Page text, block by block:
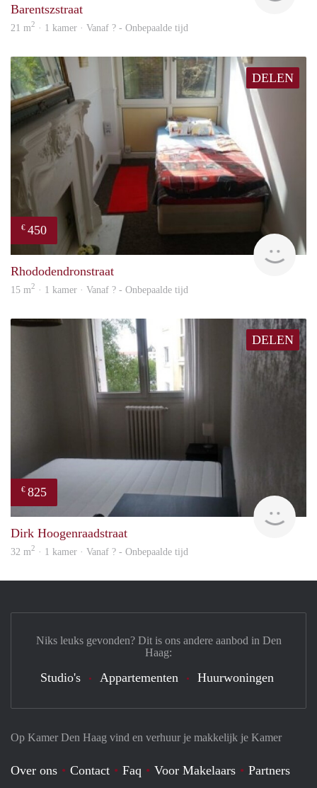
Barentszstraat
21 m2 · 1 kamer · Vanaf ? - Onbepaalde tijd
DELEN
€ 450
Rhododendronstraat
15 m2 · 1 kamer · Vanaf ? - Onbepaalde tijd
DELEN
€ 825
Dirk Hoogenraadstraat
32 m2 · 1 kamer · Vanaf ? - Onbepaalde tijd
Op Kamer Den Haag vind en verhuur je makkelijk je Kamer
Over ons Contact Faq Voor Makelaars Partners
Niks leuks gevonden? Dit is ons andere aanbod in Den
Haag:
Studio's Appartementen Huurwoningen